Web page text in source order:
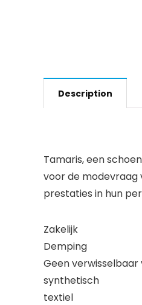
Description
Tamaris, een
voor de modevraag
prestaties in hun
Zakelijk
Demping
Geen
synthetisch
textiel